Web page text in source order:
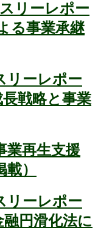
リーレポー
る事業承継
リーレポー
長戦略と事業
業再生支援
）
リーレポー
融円滑化法に